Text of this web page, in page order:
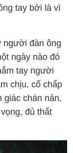
tay bởi là vì
người đàn ông
ngày nào đó
tay người
chịu, cố chấp
giác chán nản,
đủ thất